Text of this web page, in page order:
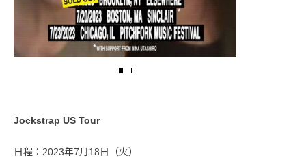
Jockstrap US Tour
日程：2023年7月18日（火）